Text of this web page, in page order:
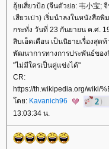
อุ้ยเสี่ยวป้อ (จีนตัวย่อ: 韦小宝;
เสียวเป่า) เริ่มนำลงในหนังสือ
กระทั่ง วันที่ 23 กันยายน ค.ศ.
สิบเอ็ดเดือน เป็นนิยายเรื่องสุด
พัฒนาการทางการประพันธ์ของ
"ไม่มีใครเป็นคู่แข่งได้"
CR:
https://th.wikipedia.org/wiki/
ดย: Kavanich96
13:03:34 น.